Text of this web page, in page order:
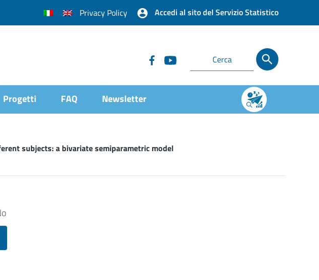
Privacy Policy Accedi al sito del Servizio Statistico
Progetti FAQ Newsletter
subjects: a bivariate semiparametric model